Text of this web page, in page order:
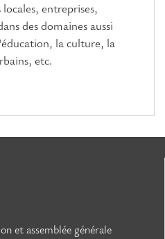
entreprises,
des domaines aussi
la culture, la
etc.
et assemblée générale